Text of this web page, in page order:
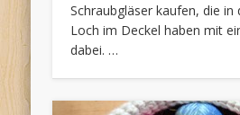
Schraubgläser kaufen, die in
Loch im Deckel haben mit
dabei. …